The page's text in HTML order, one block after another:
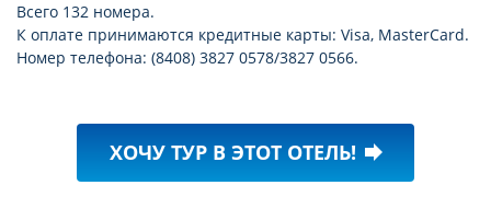
Всего 132 номера.
К оплате принимаются кредитные карты: Visa, MasterCard.
Номер телефона: (8408) 3827 0578/3827 0566.
ХОЧУ ТУР В ЭТОТ ОТЕЛЬ! forward